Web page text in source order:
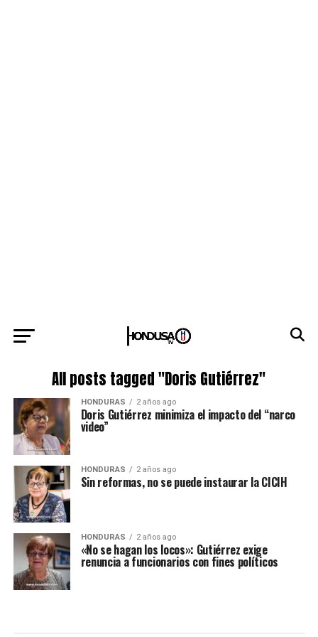
All posts tagged "Doris Gutiérrez"
HONDURAS 2 años ago
Doris Gutiérrez minimiza el impacto del “narco
video”
HONDURAS 2 años ago
Sin reformas, no se puede instaurar la CICIH
HONDURAS 2 años ago
«No se hagan los locos»: Gutiérrez exige
renuncia a funcionarios con fines políticos